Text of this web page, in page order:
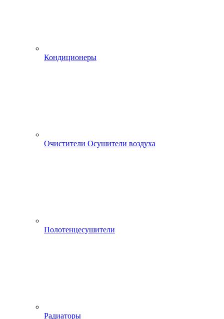
Кондиционеры
Очистители Осушители воздуха
Полотенцесушители
Радиаторы